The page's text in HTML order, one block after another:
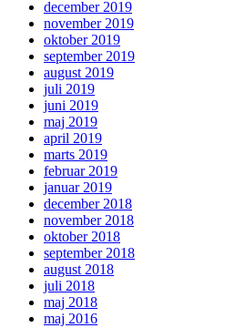
december 2019
november 2019
oktober 2019
september 2019
august 2019
juli 2019
juni 2019
maj 2019
april 2019
marts 2019
februar 2019
januar 2019
december 2018
november 2018
oktober 2018
september 2018
august 2018
juli 2018
maj 2018
maj 2016